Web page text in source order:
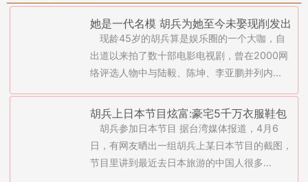
她是一代名模 胡兵为她至今未娶现削发出
家
现龄45岁的胡兵算是娱乐圈的一个大咖，自
出道以来拍了数十部电影电视剧，曾在2000网
络评选人物中与陆毅、陈坤、李亚鹏并列内...
胡兵上日本节目炫富:豪宅5千万衣服鞋包
价值2亿
胡兵参加日本节目 据台湾媒体报道，4月6
日，有网友晒出一组胡兵上某日本节目的截图，
节目里讲到最近去日本旅游的中国人很多...